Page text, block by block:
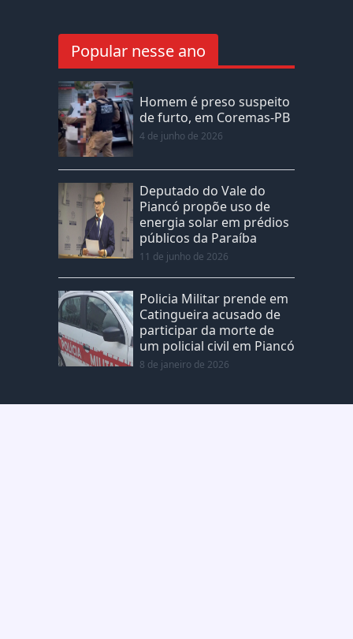
Popular nesse ano
Homem é preso suspeito
de furto, em Coremas-PB
4 de junho de 2026
Deputado do Vale do
Piancó propõe uso de
energia solar em prédios
públicos da Paraíba
11 de junho de 2026
Policia Militar prende em
Catingueira acusado de
participar da morte de
um policial civil em Piancó
8 de janeiro de 2026